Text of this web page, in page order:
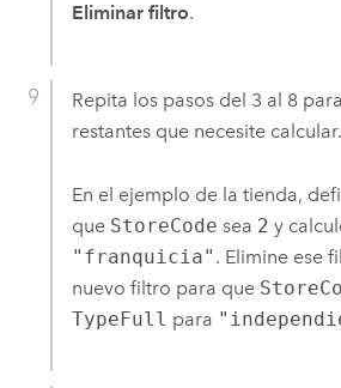
Eliminar filtro.
Repita los pasos del 3 al 8
restantes que necesite calcular.
En el ejemplo de la tienda,
que StoreCode sea 2 y
"franquicia" . Elimine ese
nuevo filtro para que
TypeFull para